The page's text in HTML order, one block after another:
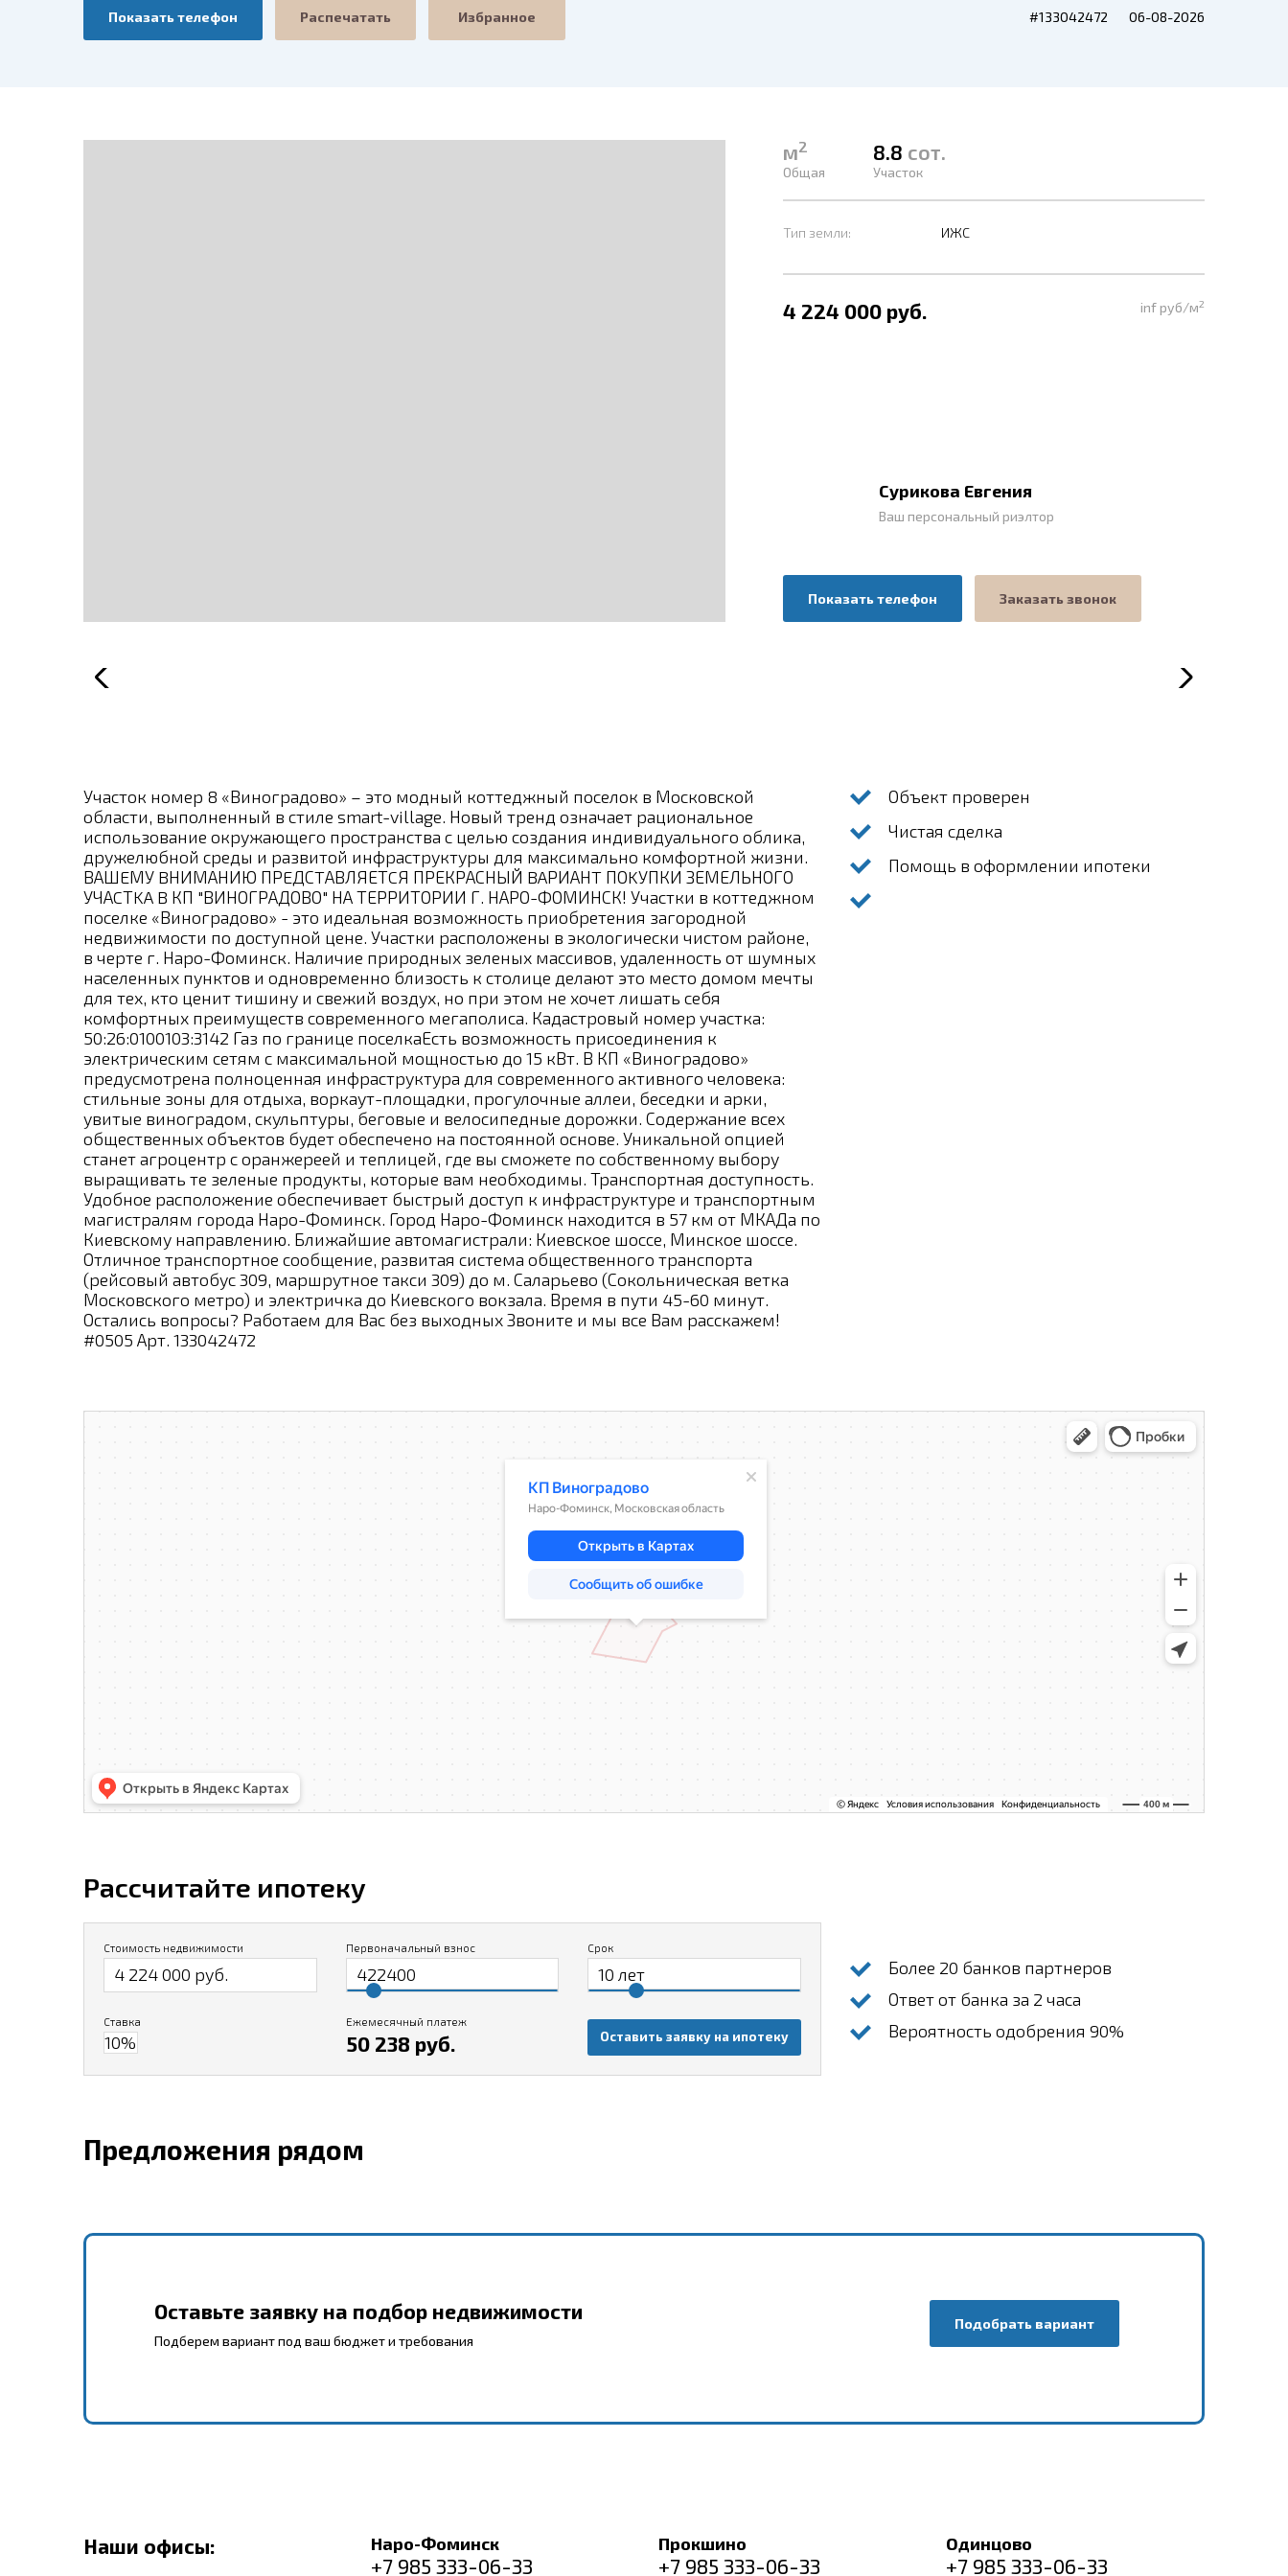
Показать телефон Распечатать Избранное #133042472 06-08-2026
м2
Общая
8.8 сот.
Участок
Тип земли: ИЖС
4 224 000 руб. inf руб/м2
Сурикова Евгения
Ваш персональный риэлтор
Показать телефон Заказать звонок
Участок номер 8 «Виноградово» – это модный коттеджный поселок в Московской
области, выполненный в стиле smart-village. Новый тренд означает рациональное
использование окружающего пространства с целью создания индивидуального облика,
дружелюбной среды и развитой инфраструктуры для максимально комфортной жизни.
ВАШEМУ BНИМАНИЮ ПРEДСTАВЛЯЕТCЯ ПРЕКРАСНЫЙ BAРИАНT ПОKУПКИ ЗЕМЕЛЬНОГО
УЧАCТKA B КП "ВИНОГРАДОВО" НА ТЕРРИТОРИИ Г. НАРО-ФОМИНСК! Участки в коттеджном
поселке «Виноградово» - это идеальная возможность приобретения загородной
недвижимости по доступной цене. Участки расположены в экологически чистом районе,
в черте г. Наро-Фоминск. Наличие природных зеленых массивов, удаленность от шумных
населенных пунктов и одновременно близость к столице делают это место домом мечты
для тех, кто ценит тишину и свежий воздух, но при этом не хочет лишать себя
комфортных преимуществ современного мегаполиса. Кадастровый номер участка:
50:26:0100103:3142 Газ по границе поселкаЕсть возможность присоединения к
электрическим сетям с максимальной мощностью до 15 кВт. В КП «Виноградово»
предусмотрена полноценная инфраструктура для современного активного человека:
стильные зоны для отдыха, воркаут-площадки, прогулочные аллеи, беседки и арки,
увитые виноградом, скульптуры, беговые и велосипедные дорожки. Содержание всех
общественных объектов будет обеспечено на постоянной основе. Уникальной опцией
станет агроцентр с оранжереей и теплицей, где вы сможете по собственному выбору
выращивать те зеленые продукты, которые вам необходимы. Транспортная доступность.
Удобное расположение обеспечивает быстрый доступ к инфраструктуре и транспортным
магистралям города Наро-Фоминск. Город Наро-Фоминск находится в 57 км от МКАДа по
Киевскому направлению. Ближайшие автомагистрали: Киевское шоссе, Минское шоссе.
Отличное транспортное сообщение, развитая система общественного транспорта
(рейсовый автобус 309, маршрутное такси 309) до м. Саларьево (Сокольническая ветка
Московского метро) и электричка до Киевского вокзала. Время в пути 45-60 минут.
Остались вопросы? Работаем для Вас без выходных Звоните и мы все Вам расскажем!
#0505 Арт. 133042472
Объект проверен
Чистая сделка
Помощь в оформлении ипотеки
Рассчитайте ипотеку
Стоимость недвижимости Первоначальный взнос Срок
Ставка Ежемесячный платеж
50 238 руб. Оставить заявку на ипотеку
Более 20 банков партнеров
Ответ от банка за 2 часа
Вероятность одобрения 90%
Предложения рядом
Оставьте заявку на подбор недвижимости
Подберем вариант под ваш бюджет и требования
Подобрать вариант
Наши офисы: Наро-Фоминск
+7 985 333-06-33
Прокшино
+7 985 333-06-33
Одинцово
+7 985 333-06-33